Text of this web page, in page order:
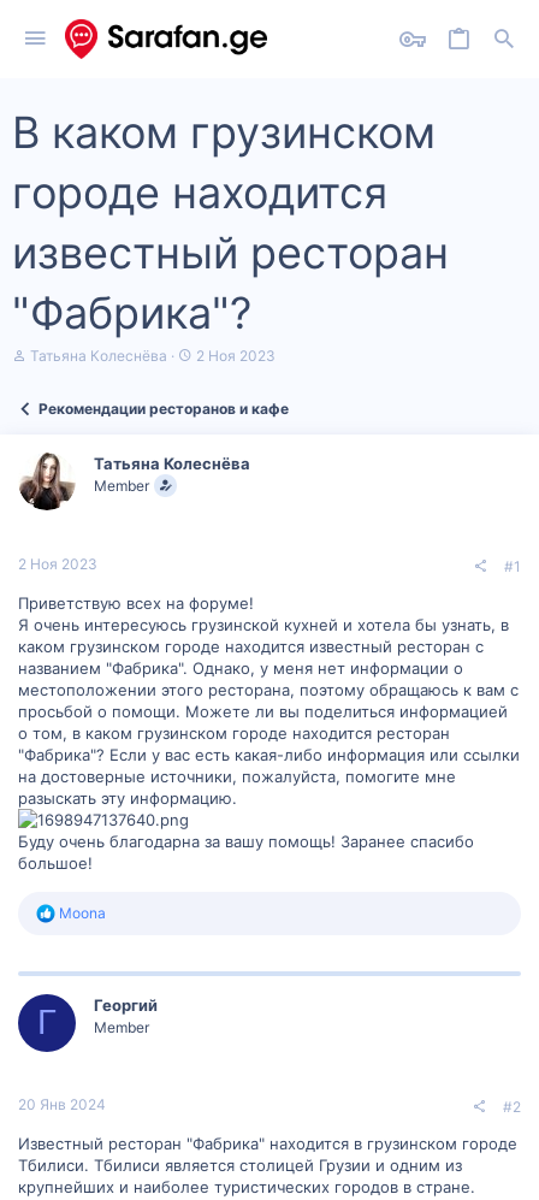
В каком грузинском
городе находится
известный ресторан
"Фабрика"?
А
е
м
ы
Татьяна Колеснёва
Д
а
ч
2 Ноя 2023
Рекомендации ресторанов и кафе
Татьяна Колеснёва
Member
2 Ноя 2023 #1
Приветствую всех на форуме!
Я очень интересуюсь грузинской кухней и хотела бы узнать, в
каком грузинском городе находится известный ресторан с
названием "Фабрика". Однако, у меня нет информации о
местоположении этого ресторана, поэтому обращаюсь к вам с
просьбой о помощи. Можете ли вы поделиться информацией
о том, в каком грузинском городе находится ресторан
"Фабрика"? Если у вас есть какая-либо информация или ссылки
на достоверные источники, пожалуйста, помогите мне
разыскать эту информацию.
Буду очень благодарна за вашу помощь! Заранее спасибо
большое!
Р
к
и
:
Moona
Г Георгий
Member
20 Янв 2024 #2
Известный ресторан "Фабрика" находится в грузинском городе
Тбилиси. Тбилиси является столицей Грузии и одним из
крупнейших и наиболее туристических городов в стране.